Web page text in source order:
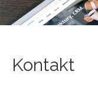
Kontakt